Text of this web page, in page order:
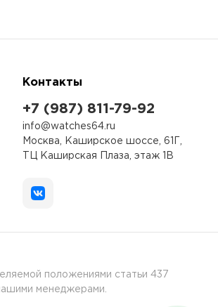
Контакты
+7 (987) 811-79-92
info@watches64.ru
Москва, Каширское шоссе, 61Г,
ТЦ Каширская Плаза, этаж 1В
положениями статьи 437
менеджерами.